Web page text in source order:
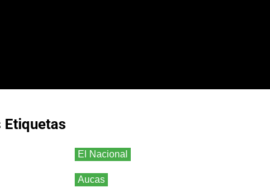
Etiquetas
El Nacional
Aucas